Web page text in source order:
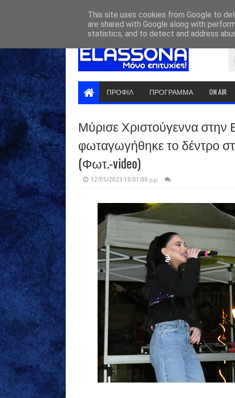
ΠΡΟΦΙΛ ΠΡΟΓΡΑΜΜΑ ON AIR
Μύρισε Χριστούγεννα στην
φωταγωγήθηκε το δέντρο
(Φωτ.-video)
12/05/2023 10:01:00 μ.μ.
This site uses cookies from Google to
are shared with Google along with
statistics, and to detect and address